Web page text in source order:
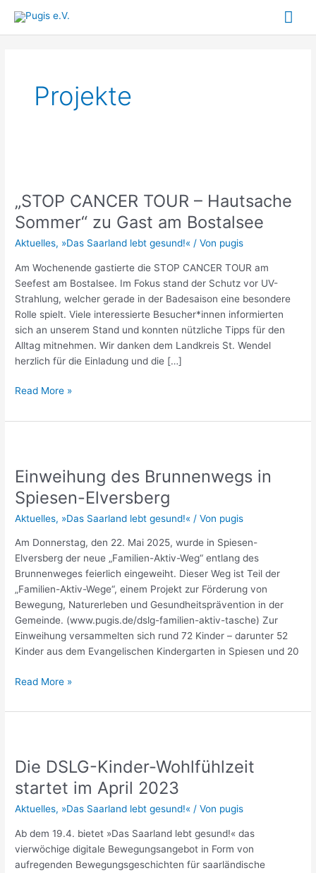
Inhalt
springen
Projekte
„STOP CANCER TOUR – Hautsache
Sommer“ zu Gast am Bostalsee
Aktuelles, »Das Saarland lebt gesund!« / Von pugis
Am Wochenende gastierte die STOP CANCER TOUR am
Seefest am Bostalsee. Im Fokus stand der Schutz vor UV-
Strahlung, welcher gerade in der Badesaison eine besondere
Rolle spielt. Viele interessierte Besucher*innen informierten
sich an unserem Stand und konnten nützliche Tipps für den
Alltag mitnehmen. Wir danken dem Landkreis St. Wendel
herzlich für die Einladung und die […]
TOUR
–
Hautsache
Sommer“
Gast
Bostalsee
Read More »
Einweihung des Brunnenwegs in
Spiesen-Elversberg
Aktuelles, »Das Saarland lebt gesund!« / Von pugis
Am Donnerstag, den 22. Mai 2025, wurde in Spiesen-
Elversberg der neue „Familien-Aktiv-Weg“ entlang des
Brunnenweges feierlich eingeweiht. Dieser Weg ist Teil der
„Familien-Aktiv-Wege“, einem Projekt zur Förderung von
Bewegung, Naturerleben und Gesundheitsprävention in der
Gemeinde. (www.pugis.de/dslg-familien-aktiv-tasche) Zur
Einweihung versammelten sich rund 72 Kinder – darunter 52
Kinder aus dem Evangelischen Kindergarten in Spiesen und 20
Brunnenwegs
in
Spiesen-
Elversberg
Read More »
Die DSLG-Kinder-Wohlfühlzeit
startet im April 2023
Aktuelles, »Das Saarland lebt gesund!« / Von pugis
Ab dem 19.4. bietet »Das Saarland lebt gesund!« das
vierwöchige digitale Bewegungsangebot in Form von
aufregenden Bewegungsgeschichten für saarländische
Kinder-
Wohlfühlzeit
startet
im
2023